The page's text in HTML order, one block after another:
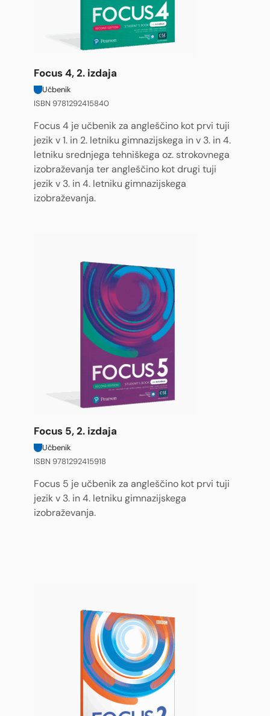
Focus 4, 2. izdaja
Učbenik
ISBN 9781292415840
Focus 4 je učbenik za angleščino kot prvi tuji
jezik v 1. in 2. letniku gimnazijskega in v 3. in 4.
letniku srednjega tehniškega oz. strokovnega
izobraževanja ter angleščino kot drugi tuji
jezik v 3. in 4. letniku gimnazijskega
izobraževanja.
Focus 5, 2. izdaja
Učbenik
ISBN 9781292415918
Focus 5 je učbenik za angleščino kot prvi tuji
jezik v 3. in 4. letniku gimnazijskega
izobraževanja.